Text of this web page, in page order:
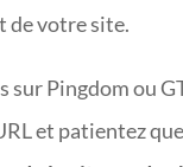
de votre site.
sur Pingdom ou
et patientez